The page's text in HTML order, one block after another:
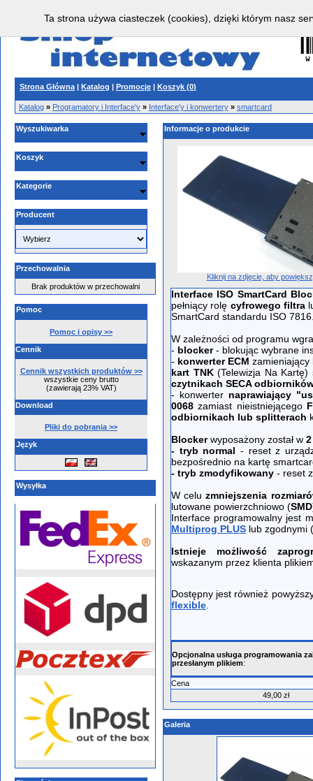
Strona Główna | Katalog | Promocje | Koszyk (0)
Katalog » Programatory i Interface'y » Interface'y i konwertery » smartcard
Wyszukiwarka
Koszyk
Kategorie
Producent
Przechowalnia
Brak produktów w przechowalni
Pomoc
Pomoc i opisy >>
Cennik
Cennik wszystkich produktów >>
wszystkie ceny brutto
(zawierają 23% VAT)
Download
Pliki do pobrania >>
Język
Wysyłka
Informacje o produkcie
Kliknij na zdjęcie, aby
Interface ISO SmartCard
pełniący rolę cyfrowego filtra
SmartCard standardu ISO
W zależności od programu
- blocker- blokując wybrane
- konwerter ECM
kart TNK(Telewizja Na Kartę)
czytnikach SECA
- konwerter naprawiający
0068 zamiast nieistniejącego
odbiornikach lub splitterach
Blockerwyposażony został w
- tryb normal - reset z
bezpośrednio na kartę
- tryb zmodyfikowany - reset
W celuzmniejszenia
lutowane powierzchniowo (SMD
Interface programowalny jest
Multiprog PLUS lub zgodnymi
Istnieje możliwość
wskazanym przez klienta
Dostępny jest również
flexible
Opcjonalna usługa programowania
przesłanym plikiem:
Cena
49,00 zł
Galeria
Ta strona używa ciasteczek (cookies), dzięki którym nasz